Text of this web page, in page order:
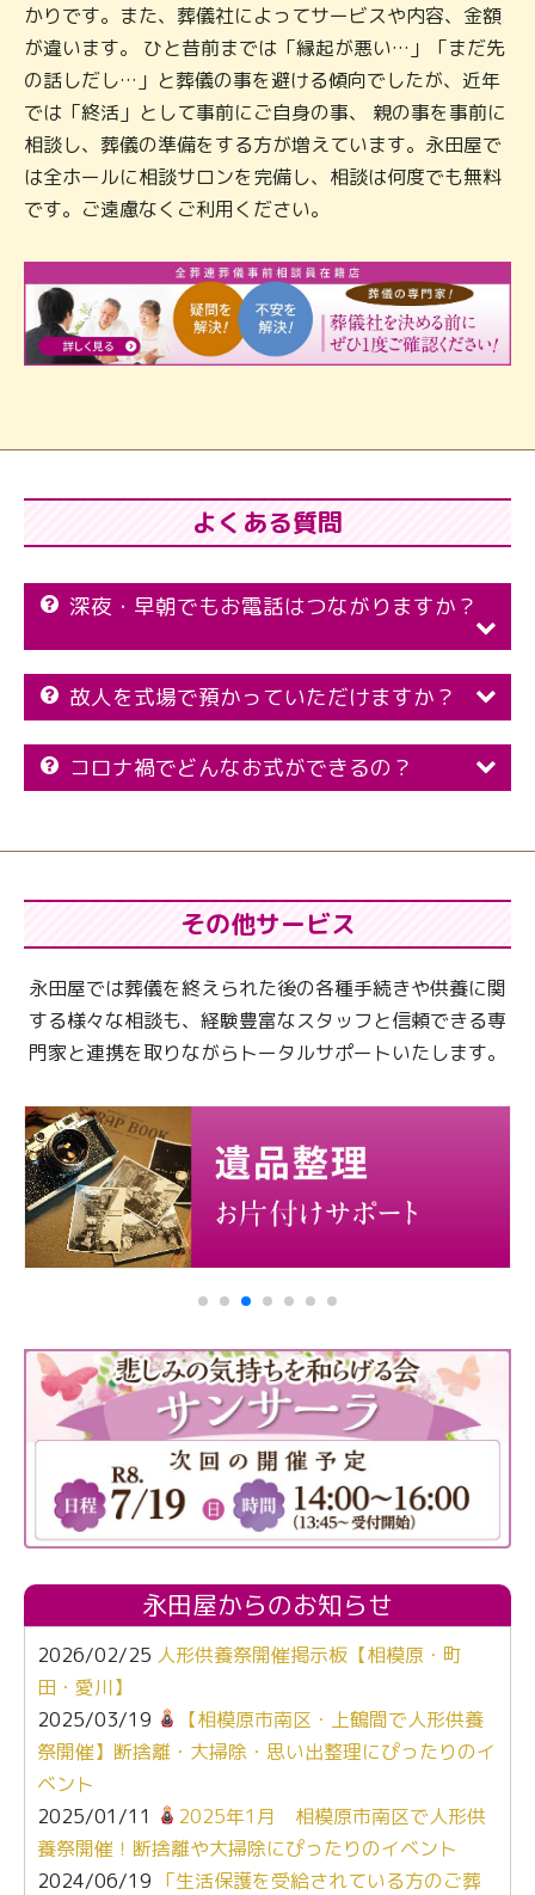
かりです。また、葬儀社によってサービスや内容、金額
が違います。 ひと昔前までは「縁起が悪い…」「まだ先
の話しだし…」と葬儀の事を避ける傾向でしたが、近年
では「終活」として事前にご自身の事、 親の事を事前に
相談し、葬儀の準備をする方が増えています。永田屋で
は全ホールに相談サロンを完備し、相談は何度でも無料
です。ご遠慮なくご利用ください。
よくある質問
深夜・早朝でもお電話はつながりますか？
故人を式場で預かっていただけますか？
コロナ禍でどんなお式ができるの？
その他サービス
永田屋では葬儀を終えられた後の各種手続きや供養に関
する様々な相談も、 経験豊富なスタッフと信頼できる専
門家と連携を取りながらトータルサポートいたします。
永田屋からのお知らせ
2026/02/25 人形供養祭開催掲示板【相模原・町
田・愛川】
2025/03/19
【相模原市南区・上鶴間で人形供養
祭開催】断捨離・大掃除・思い出整理にぴったりのイ
ベント
2025/01/11
2025年1月 相模原市南区で人形供
養祭開催！断捨離や大掃除にぴったりのイベント
2024/06/19 「生活保護を受給されている方のご葬